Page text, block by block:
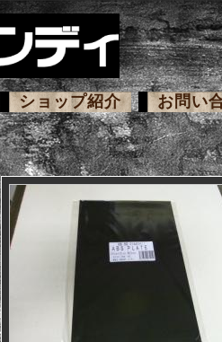
ショップ紹介 お問い